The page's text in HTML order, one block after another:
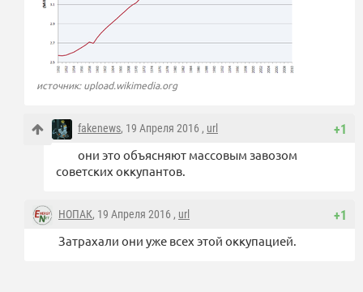
источник: upload.wikimedia.org
+1
fakenews, 19 Апреля 2016 , url
они это объясняют массовым завозом
советских оккупантов.
+1
НОПАК, 19 Апреля 2016 , url
Затрахали они уже всех этой оккупацией.